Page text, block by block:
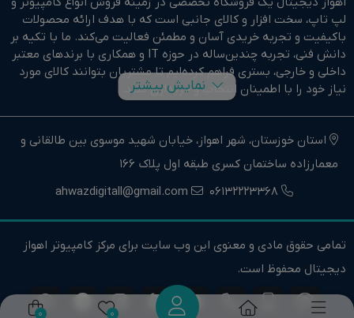
لپ تاپ، سخت افزار و کالای جانبی است که با هدف ارائه محصولات
باکیفیت و تجربه خریدی آسان و مطمئن فعالیت می‌کند. ما با تکیه بر
دانش فنی، تجربه چندین‌ساله در حوزه IT و همکاری با برندهای معتبر
داخلی و خارجی، بستری فراهم کرده‌ایم تا مشتریان بتوانند کالای مورد
نیاز خود را با اطمینان انتخاب و خریداری کنند.
در وبسایت اهواز دیجیتال براحتی خرید آنلاین انجام دهید و در
کوتاهترین زمان ممکن کالای خود را تحویل بگیرید.
ما وارد کننده مستقیم انواع کامپیوتر،لپ تاپ و سخت افزار استوک و
اوپن باکس در جنوب غرب کشور هستیم.
خوزستان و جنوب غرب کشور است.
اهواز دیجیتال تنها یک فروشگاه نیست، بلکه یک مرجع تخصصی
کامپیوتر و لپ تاپ است. تیم مشاوره و پشتیبانی ما آماده راهنمایی
خریداران در انتخاب درست و ارائه خدمات پس از فروش است.
نمایش بیشتر
استان خوزستان، شهر اهواز، خیابان شهید موسوی بین طالقانی و
معمارزاده ساختمان کسری طبقه اول پلاک 166
06132223368
ahwazdigitall@gmail.com
تمامی حقوق مادی و معنوی این وب سایت برای مرکز کامپیوتر اهواز
دیجیتال محفوظ است.
0
0